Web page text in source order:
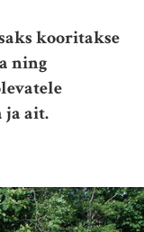
kooritakse
ning
ja ait.